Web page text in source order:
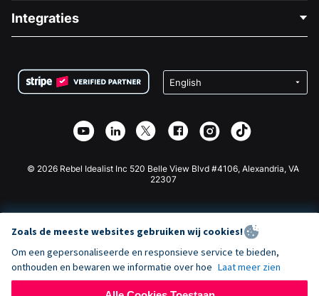
Vacatures
Privacy
Affiliate Partnerschap
Medische Fondsenwerving
Goede Doelen Fondsenwerving
Integraties
Wix Donatie Plugin
Webflow Donatie App
Joomla Donatie
© 2026 Rebel Idealist Inc 520 Belle View Blvd #4106, Alexandria, VA
22307
Zoals de meeste websites gebruiken wij cookies!
Om een gepersonaliseerde en responsieve service te bieden,
onthouden en bewaren we informatie over hoe Laat meer zien